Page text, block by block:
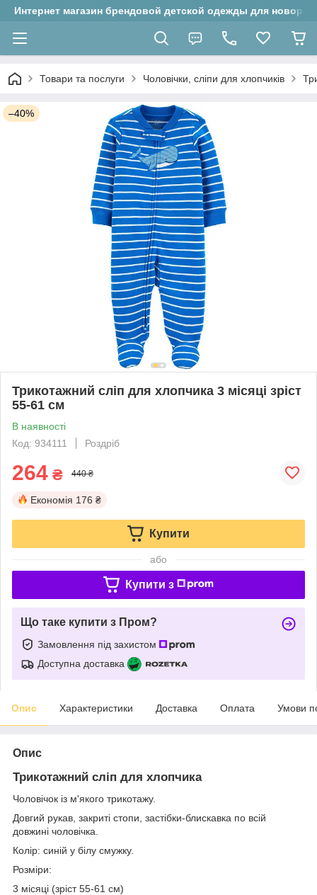
Интернет магазин брендовой детской одежды для
Товари та послуги Чоловічки, сліпи для хлопчиків
–40%
Трикотажний сліп для хлопчика 3 місяці зріст
55-61 см
В наявності
Код: 934111
Роздріб
264 ₴ 440 ₴
Економія 176 ₴
Купити
або
Купити з
Що таке купити з Пром?
Замовлення під захистом
Доступна доставка
Опис Характеристики Доставка Оплата Умови
Опис
Трикотажний сліп для хлопчика
Чоловічок із м'якого трикотажу.
Довгий рукав, закриті стопи, застібки-блискавка по всій
довжині чоловічка.
Колір: синій у білу смужку.
Розміри:
3 місяці (зріст 55-61 см)